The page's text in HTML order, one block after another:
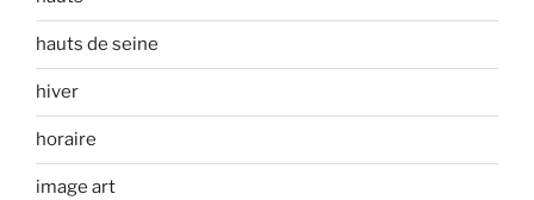
hauts de seine
hiver
horaire
image art